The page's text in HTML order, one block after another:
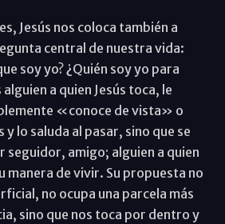
Jesús nos coloca también a
central de nuestra vida:
soy yo? ¿Quién soy yo para
a quien Jesús toca, le
«conoce de vista» o
lo saluda al pasar, sino que se
seguidor, amigo; alguien a quien
manera de vivir. Su propuesta no
no ocupa una parcela más
sino que nos toca por dentro y